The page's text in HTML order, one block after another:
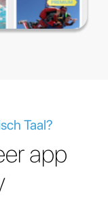
Taal?
app